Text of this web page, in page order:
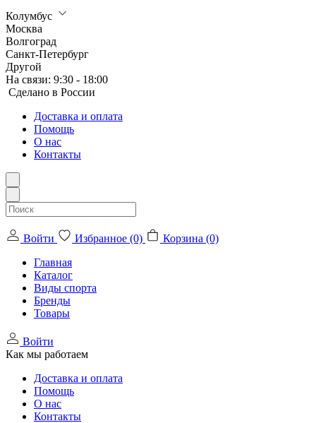
Колумбус
Москва
Волгоград
Санкт-Петербург
Другой
На связи: 9:30 - 18:00
Сделанo в России
Доставка и оплата
Помощь
О нас
Контакты
Войти Избранное (0)
Корзина (0)
Главная
Каталог
Виды спорта
Бренды
Товары
Войти
Как мы работаем
Доставка и оплата
Помощь
О нас
Контакты